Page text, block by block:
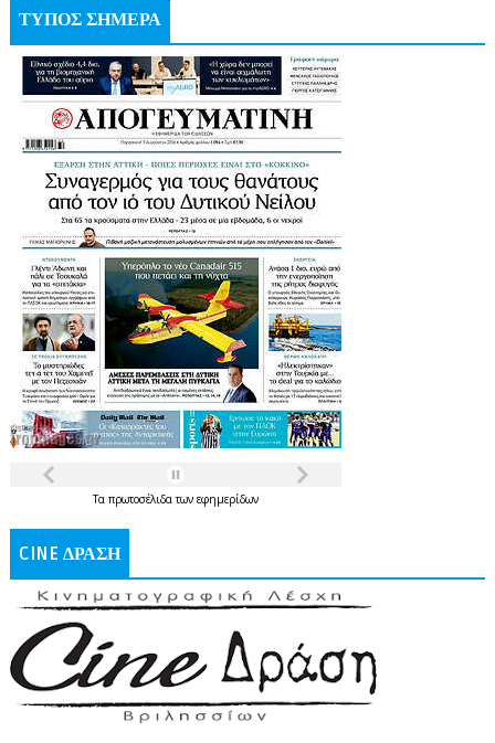
ΤΥΠΟΣ ΣΗΜΕΡΑ
Τα πρωτοσέλιδατων εφημερίδων
CINE ΔΡΑΣΗ